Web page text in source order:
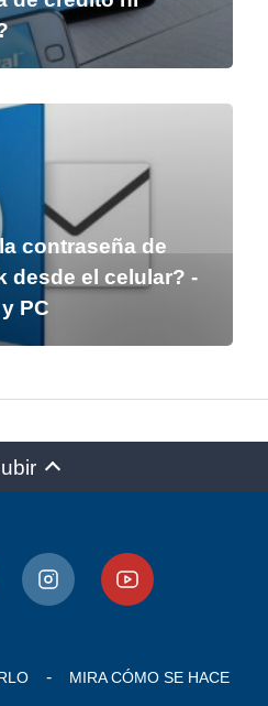
contraseña de
desde el celular? -
PC
MIRA CÓMO SE HACE